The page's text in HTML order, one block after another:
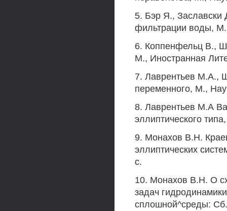
5. Бэр Я., Заславски
фильтрации воды,
6. Коппенфельц В.,
М., Иностранная
7. Лаврентьев М.А.,
переменного, М.,
8. Лаврентьев М.А
эллиптического
9. Монахов В.Н.
эллиптических
с.
10. Монахов В.Н. О
задач
сплошной^среды: